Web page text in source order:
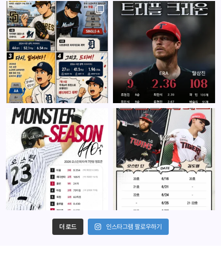
더 로드 인스타그램 팔로우하기